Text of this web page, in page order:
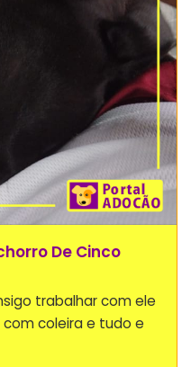
De Cinco
trabalhar com ele
coleira e tudo e